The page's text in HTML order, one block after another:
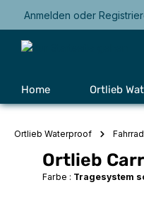
Hauptnavigation
Anmelden oder
Home Ortlieb
Ortlieb Waterproof
Ortlieb
Farbe : Tragesystem